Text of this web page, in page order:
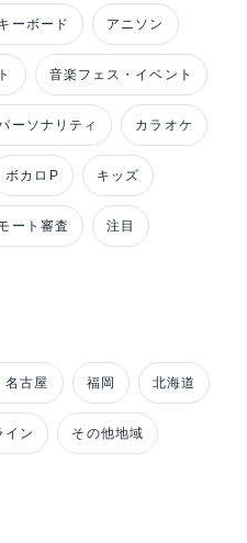
ーボード アニソン
音楽フェス・イベント
ーソナリティ カラオケ
ボカロP キッズ
ート審査 注目
名古屋 福岡 北海道
イン その他地域